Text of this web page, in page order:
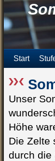
Start
Unser
Höhe
Die Zelte
durch die